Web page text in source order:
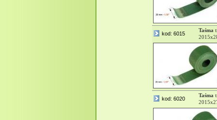
kod: 6015
Taśma
kod: 6020
Taśma